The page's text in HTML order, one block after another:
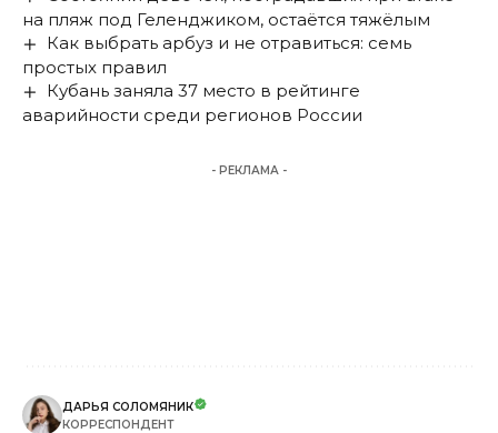
на пляж под Геленджиком, остаётся тяжёлым
Как выбрать арбуз и не отравиться: семь
простых правил
Кубань заняла 37 место в рейтинге
аварийности среди регионов России
- РЕКЛАМА -
ДАРЬЯ СОЛОМЯНИК
КОРРЕСПОНДЕНТ